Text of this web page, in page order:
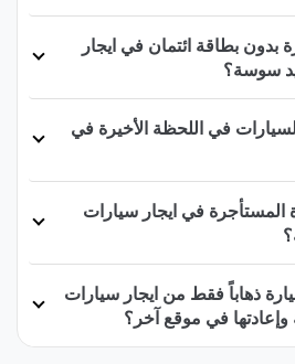
بدون بطاقة ائتمان في ايجار
سوسة؟
في اللحظة الأخيرة في
المستأجرة في ايجار سيارات
ذهاباً فقط من ايجار سيارات
في موقع آخر؟